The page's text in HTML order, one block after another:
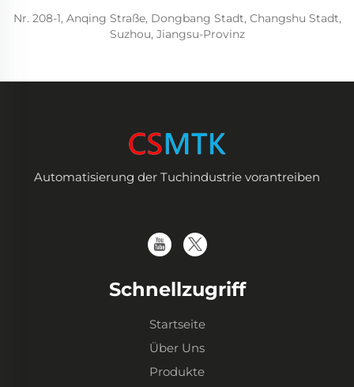
Nr. 208-1, Anqing Straße, Dongbang Stadt, Changshu Stadt,
Suzhou, Jiangsu-Provinz
Automatisierung der Tuchindustrie vorantreiben
Schnellzugriff
Startseite
Über Uns
Produkte